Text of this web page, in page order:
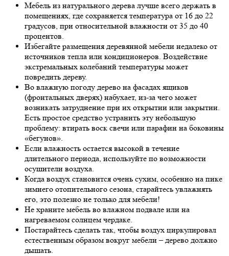
Мебель из натурального дерева лучше всего держать в
помещениях, где сохраняется температура от 16 до 22
градусов, при относительной влажности от 35 до 40
процентов.
Избегайте размещения деревянной мебели недалеко от
источников тепла или кондиционеров. Воздействие
экстремальных колебаний температуры может
повредить дереву.
Во влажную погоду дерево на фасадах ящиков
(фронтальных дверях) набухает, из-за чего может
возникать затруднение при их открытии или закрытии.
Есть простое средство устранить эту небольшую
проблему: втирать воск свечи или парафин на боковины
«бегунов».
Если влажность остается высокой в течение
длительного периода, используйте по возможности
осушители воздуха.
Когда воздух становится очень сухим, особенно на пике
зимнего отопительного сезона, старайтесь увлажнять
его, это полезно не только для мебели!
Не храните мебель во влажном подвале или на
нагреваемом солнцем чердаке.
Постарайтесь сделать так, чтобы воздух циркулировал
естественным образом вокруг мебели – дерево должно
дышать.